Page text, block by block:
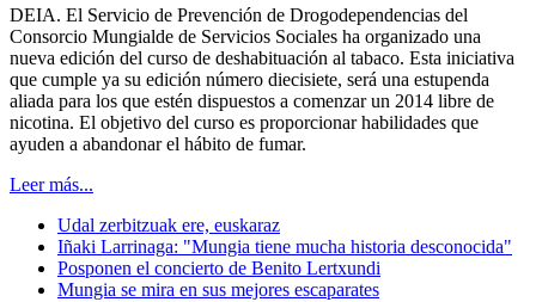
DEIA. El Servicio de Prevención de Drogodependencias del
Consorcio Mungialde de Servicios Sociales ha organizado una
nueva edición del curso de deshabituación al tabaco. Esta iniciativa
que cumple ya su edición número diecisiete, será una estupenda
aliada para los que estén dispuestos a comenzar un 2014 libre de
nicotina. El objetivo del curso es proporcionar habilidades que
ayuden a abandonar el hábito de fumar.
Leer más...
Udal zerbitzuak ere, euskaraz
Iñaki Larrinaga: "Mungia tiene mucha historia desconocida"
Posponen el concierto de Benito Lertxundi
Mungia se mira en sus mejores escaparates